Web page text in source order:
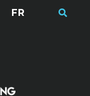
FR